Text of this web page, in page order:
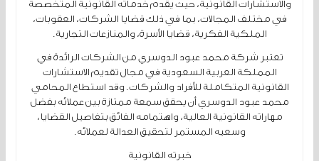
والاستشارات القانونية، حيث يقدم خدماته القانونية المتخصصة
في مختلف المجالات، بما في ذلك قضايا الشركات، العقوبات،
الملكية الفكرية، قضايا الأسرة، والمنازعات التجارية.
تعتبر شركة محمد عبود الدوسري من الشركات الرائدة في
المملكة العربية السعودية في مجال تقديم الاستشارات
القانونية المتكاملة للأفراد والشركات. وقد استطاع المحامي
محمد عبود الدوسري أن يحقق سمعة ممتازة بين عملائه بفضل
مهاراته القانونية العالية، واهتمامه الفائق بتفاصيل القضايا،
وسعيه المستمر لتحقيق العدالة لعملائه.
خبرته القانونية